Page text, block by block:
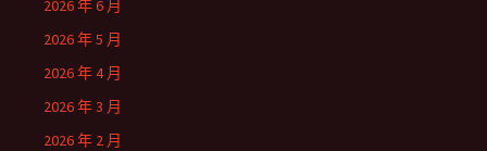
2026 年 6 月
2026 年 5 月
2026 年 4 月
2026 年 3 月
2026 年 2 月